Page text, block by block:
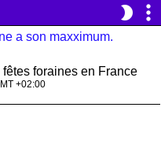
brightness_2 more_vert
foraines en France
+02:00